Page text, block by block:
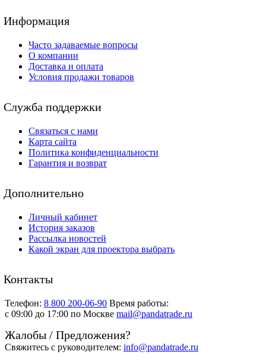
Информация
Часто задаваемые вопросы
О компании
Доставка и оплата
Условия продажи товаров
Служба поддержки
Связаться с нами
Карта сайта
Политика конфиденциальности
Гарантия и возврат
Дополнительно
Личный кабинет
История заказов
Рассылка новостей
Какой экран для проектора выбрать
Контакты
Телефон: 8 800 200-06-90 Время работы:
c 09:00 до 17:00 по Москве mail@pandatrade.ru
Жалобы / Предложения?
Свяжитесь с руководителем: info@pandatrade.ru